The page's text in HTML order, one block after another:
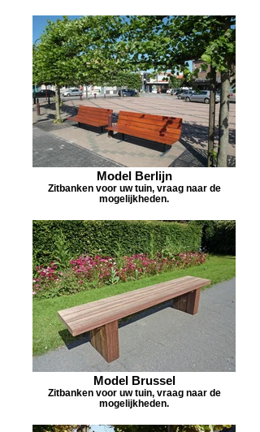
Model Berlijn
Zitbanken voor uw tuin, vraag naar de
mogelijkheden.
Model Brussel
Zitbanken voor uw tuin, vraag naar de
mogelijkheden.